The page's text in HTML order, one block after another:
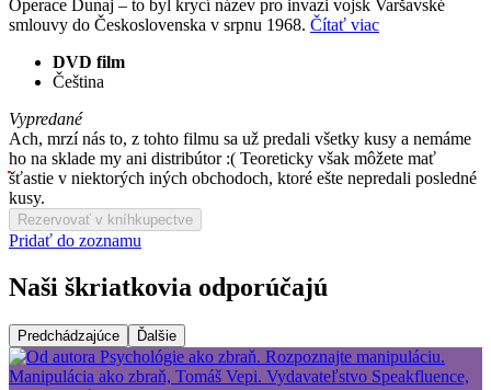
Operace Dunaj – to byl krycí název pro invazi vojsk Varšavské
smlouvy do Československa v srpnu 1968. Čítať viac
DVD film
Čeština
Vypredané
Ach, mrzí nás to, z tohto filmu sa už predali všetky kusy a nemáme
ho na sklade my ani distribútor :( Teoreticky však môžete mať
šťastie v niektorých iných obchodoch, ktoré ešte nepredali posledné
kusy.
Rezervovať v kníhkupectve
Pridať do zoznamu
Naši škriatkovia odporúčajú
Predchádzajúce Ďalšie